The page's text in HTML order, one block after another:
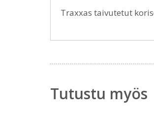
Traxxas taivutetut
Tutustu myös